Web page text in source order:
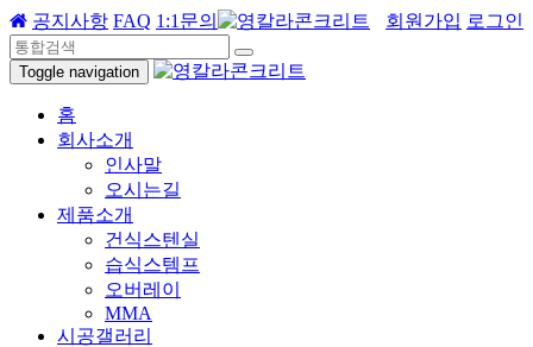
공지사항 FAQ 1:1문의 회원가입 로그인
Toggle navigation
홈
회사소개
인사말
오시는길
제품소개
건식스텐실
습식스템프
오버레이
MMA
시공갤러리